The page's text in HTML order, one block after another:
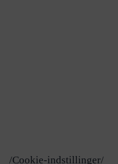
/Cookie-indstillinger/